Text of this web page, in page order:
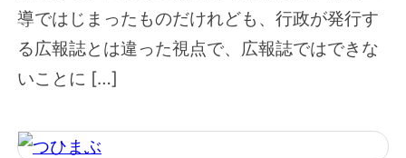
導ではじまったものだけれども、行政が発行す
る広報誌とは違った視点で、広報誌ではできな
いことに […]